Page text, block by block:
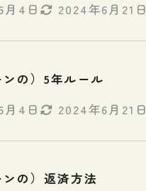
月4日
2024年6月21日
ンの）5年ルール
月4日
2024年6月21日
ンの）返済方法